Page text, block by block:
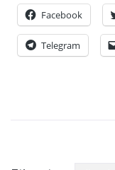
Facebook
Telegram